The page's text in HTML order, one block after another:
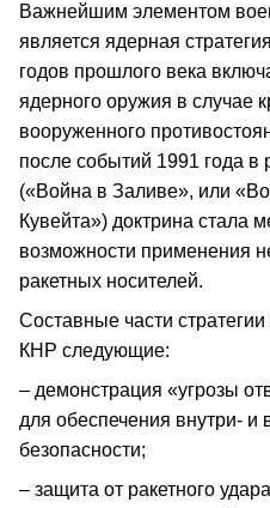
Важнейшим элементом
является ядерная
годов прошлого века
ядерного оружия в случае
вооруженного
после событий 1991 года в
(«Война в Заливе», или
Кувейта») доктрина стала
возможности применения
ракетных носителей.
Составные части
КНР следующие:
– демонстрация «угрозы
для обеспечения внутри- и
безопасности;
– защита от ракетного